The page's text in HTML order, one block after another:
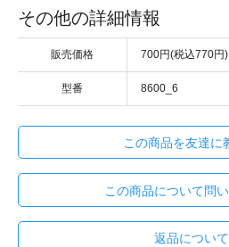
その他の詳細情報
販売価格 700円(税込770円)
型番 8600_6
この商品を友達に
この商品について問
返品について